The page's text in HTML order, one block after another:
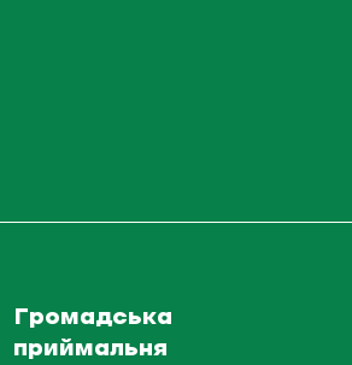
Громадська
приймальня